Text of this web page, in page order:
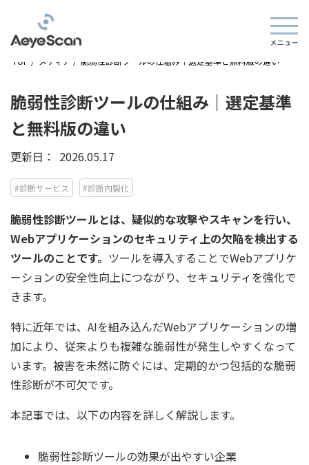
TOP / メディア / 脆弱性診断ツールの仕組み｜選定基準と無料版の違い
脆弱性診断ツールの仕組み｜選定基準
と無料版の違い
更新日： 2026.05.17
#診断サービス #診断内製化
脆弱性診断ツールとは、疑似的な攻撃やスキャンを行い、
Webアプリケーションのセキュリティ上の欠陥を検出する
ツールのことです。 ツールを導入することでWebアプリケ
ーションの安全性向上につながり、セキュリティを強化で
きます。
特に近年では、AIを組み込んだWebアプリケーションの増
加により、従来よりも複雑な脆弱性が発生しやすくなって
います。被害を未然に防ぐには、定期的かつ包括的な脆弱
性診断が不可欠です。
本記事では、以下の内容を詳しく解説します。
脆弱性診断ツールの効果が出やすい企業